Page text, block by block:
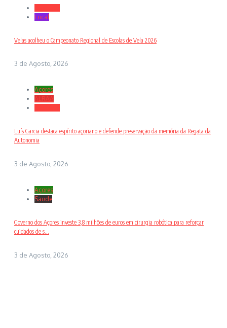
Local
Velas acolheu o Campeonato Regional de Escolas de Vela 2026
3 de Agosto, 2026
Açores
ALRAA
Luís Garcia destaca espírito açoriano e defende preservação da memória da Regata da
Autonomia
3 de Agosto, 2026
Açores
Saude
Governo dos Açores investe 3,8 milhões de euros em cirurgia robótica para reforçar
cuidados de s...
3 de Agosto, 2026